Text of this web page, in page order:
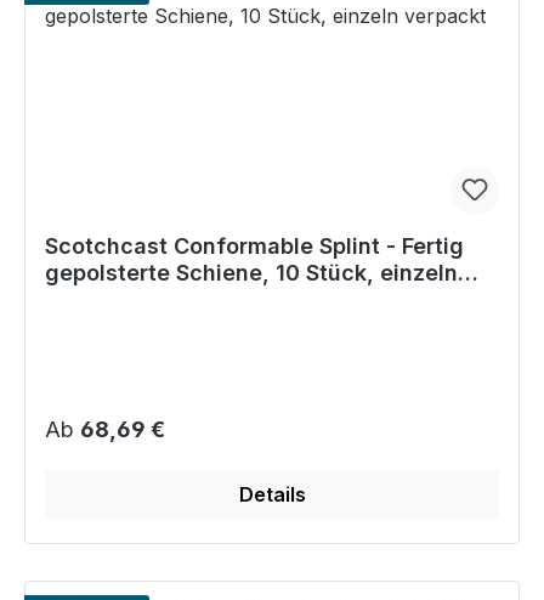
Scotchcast Conformable Splint - Fertig
gepolsterte Schiene, 10 Stück, einzeln
Regulärer Preis:
Ab 68,69 €
Details